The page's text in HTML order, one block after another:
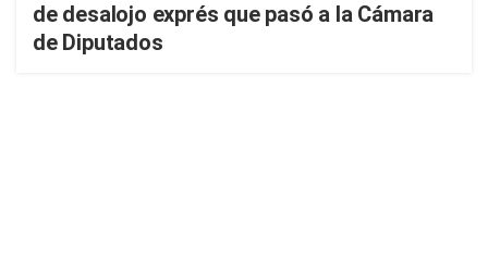
de desalojo exprés que pasó a la Cámara
de Diputados